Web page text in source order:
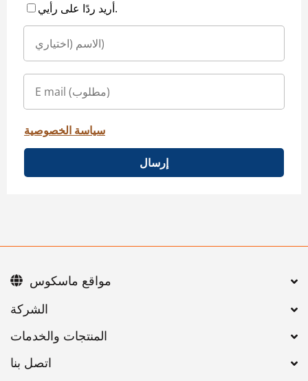
أريد ردًا على رأيي.
سياسة الخصوصية
إرسال
اتصل بنا
مواقع ماسكوس